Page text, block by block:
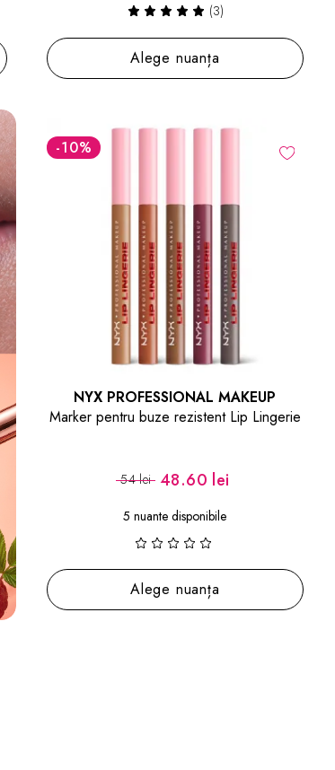
(3)
Alege nuanța
-10%
NYX PROFESSIONAL MAKEUP
Marker pentru buze rezistent Lip Lingerie
54 lei 48.60 lei
5 nuante disponibile
Alege nuanța